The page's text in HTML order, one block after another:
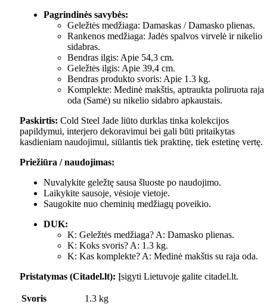
Pagrindinės savybės:
Geležtės medžiaga: Damaskas / Damasko plienas.
Rankenos medžiaga: Jadės spalvos virvelė ir nikelio
sidabras.
Bendras ilgis: Apie 54,3 cm.
Geležtės ilgis: Apie 39,4 cm.
Bendras produkto svoris: Apie 1.3 kg.
Komplekte: Medinė makštis, aptraukta poliruota raja
oda (Samė) su nikelio sidabro apkaustais.
Paskirtis: Cold Steel Jade liūto durklas tinka kolekcijos
papildymui, interjero dekoravimui bei gali būti pritaikytas
kasdieniam naudojimui, siūlantis tiek praktinę, tiek estetinę vertę.
Priežiūra / naudojimas:
Nuvalykite geležtę sausa šluoste po naudojimo.
Laikykite sausoje, vėsioje vietoje.
Saugokite nuo cheminių medžiagų poveikio.
DUK:
K: Geležtės medžiaga? A: Damasko plienas.
K: Koks svoris? A: 1.3 kg.
K: Kas komplekte? A: Medinė makštis su raja oda.
Pristatymas (Citadel.lt): Įsigyti Lietuvoje galite citadel.lt.
Svoris 1.3 kg